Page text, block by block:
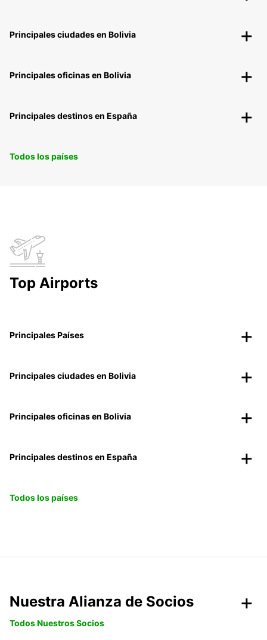
Principales ciudades en Bolivia
Principales oficinas en Bolivia
Principales destinos en España
Todos los países
Top Airports
Principales Países
Principales ciudades en Bolivia
Principales oficinas en Bolivia
Principales destinos en España
Todos los países
Nuestra Alianza de Socios
Todos Nuestros Socios